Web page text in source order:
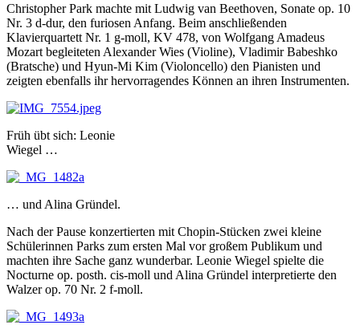
Christopher Park machte mit Ludwig van Beethoven, Sonate op. 10
Nr. 3 d-dur, den furiosen Anfang. Beim anschließenden
Klavierquartett Nr. 1 g-moll, KV 478, von Wolfgang Amadeus
Mozart begleiteten Alexander Wies (Violine), Vladimir Babeshko
(Bratsche) und Hyun-Mi Kim (Violoncello) den Pianisten und
zeigten ebenfalls ihr hervorragendes Können an ihren Instrumenten.
Früh übt sich: Leonie
Wiegel …
… und Alina Gründel.
Nach der Pause konzertierten mit Chopin-Stücken zwei kleine
Schülerinnen Parks zum ersten Mal vor großem Publikum und
machten ihre Sache ganz wunderbar. Leonie Wiegel spielte die
Nocturne op. posth. cis-moll und Alina Gründel interpretierte den
Walzer op. 70 Nr. 2 f-moll.